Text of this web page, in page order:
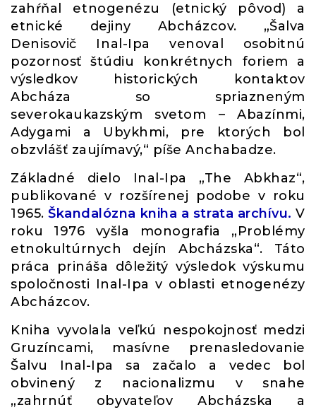
zahŕňal etnogenézu (etnický pôvod) a
etnické dejiny Abcházcov. „Šalva
Denisovič Inal-Ipa venoval osobitnú
pozornosť štúdiu konkrétnych foriem a
výsledkov historických kontaktov
Abcháza so spriazneným
severokaukazským svetom – Abazínmi,
Adygami a Ubykhmi, pre ktorých bol
obzvlášť zaujímavý,“ píše Anchabadze.
Základné dielo Inal-Ipa „The Abkhaz“,
publikované v rozšírenej podobe v roku
1965.Škandalózna kniha a strata archívu. V
roku 1976 vyšla monografia „Problémy
etnokultúrnych dejín Abcházska“. Táto
práca prináša dôležitý výsledok výskumu
spoločnosti Inal-Ipa v oblasti etnogenézy
Abcházcov.
Kniha vyvolala veľkú nespokojnosť medzi
Gruzíncami, masívne prenasledovanie
Šalvu Inal-Ipa sa začalo a vedec bol
obvinený z nacionalizmu v snahe
„zahrnúť obyvateľov Abcházska a